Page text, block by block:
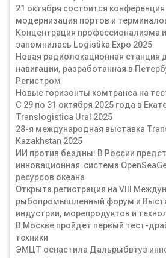
21 октября состоится
модернизация портов и
Концентрация профессионализма
запомнилась Logistika Expo 2025
Новая радиолокационная станция
навигации, разработанная в
Регистром
Новые горизонты комтранса на
С 29 по 31 октября 2025 года в
Translogistica Ural 2025
28-я международная выставка
Kazakhstan 2025
ИИ против бездны: В России
инновационная система
ресурсов океана
Открыта регистрация на VIII
рыбопромышленный форум и
индустрии, морепродуктов и
В Москве пройдет первый тест-
техники
ЭМЦТ оснастила Дальрыбвтуз